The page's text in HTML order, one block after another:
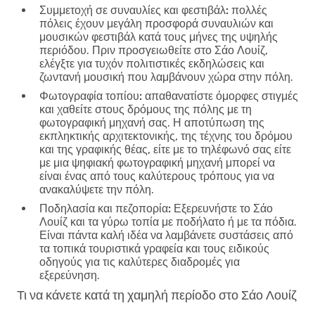
Συμμετοχή σε συναυλίες και φεστιβάλ: πολλές
πόλεις έχουν μεγάλη προσφορά συναυλιών και
μουσικών φεστιβάλ κατά τους μήνες της υψηλής
περιόδου. Πριν προσγειωθείτε στο Σάο Λουίζ,
ελέγξτε για τυχόν πολιτιστικές εκδηλώσεις και
ζωντανή μουσική που λαμβάνουν χώρα στην πόλη.
Φωτογραφία τοπίου: απαθανατίστε όμορφες στιγμές
και χαθείτε στους δρόμους της πόλης με τη
φωτογραφική μηχανή σας. Η αποτύπωση της
εκπληκτικής αρχιτεκτονικής, της τέχνης του δρόμου
και της γραφικής θέας, είτε με το τηλέφωνό σας είτε
με μια ψηφιακή φωτογραφική μηχανή μπορεί να
είναι ένας από τους καλύτερους τρόπους για να
ανακαλύψετε την πόλη.
Ποδηλασία και πεζοπορία: Εξερευνήστε το Σάο
Λουίζ και τα γύρω τοπία με ποδήλατο ή με τα πόδια.
Είναι πάντα καλή ιδέα να λαμβάνετε συστάσεις από
τα τοπικά τουριστικά γραφεία και τους ειδικούς
οδηγούς για τις καλύτερες διαδρομές για
εξερεύνηση.
Τι να κάνετε κατά τη χαμηλή περίοδο στο Σάο Λουίζ